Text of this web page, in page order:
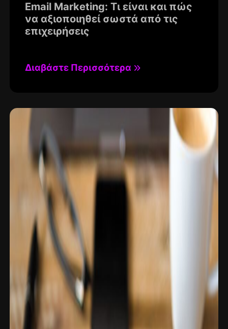
Email Marketing: Τι είναι και πώς
να αξιοποιηθεί σωστά από τις
επιχειρήσεις
Διαβάστε Περισσότερα